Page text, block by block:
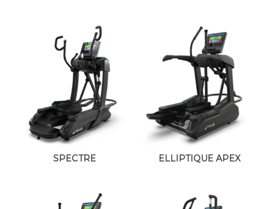
SPECTRE ELLIPTIQUE APEX